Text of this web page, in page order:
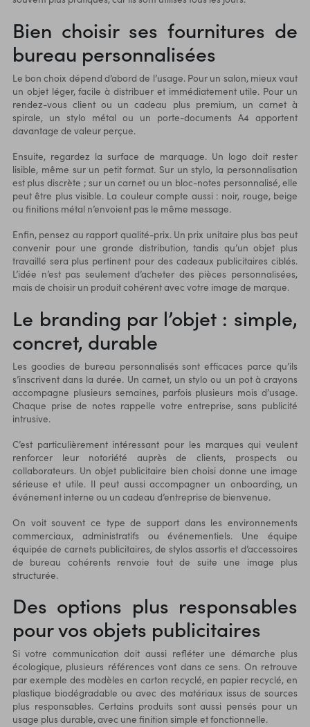
Bien choisir ses fournitures de
bureau personnalisées
Le bon choix dépend d’abord de l’usage. Pour un salon, mieux vaut
un objet léger, facile à distribuer et immédiatement utile. Pour un
rendez-vous client ou un cadeau plus premium, un carnet à
spirale, un stylo métal ou un porte-documents A4 apportent
davantage de valeur perçue.
Ensuite, regardez la surface de marquage. Un logo doit rester
lisible, même sur un petit format. Sur un stylo, la personnalisation
est plus discrète ; sur un carnet ou un bloc-notes personnalisé, elle
peut être plus visible. La couleur compte aussi : noir, rouge, beige
ou finitions métal n’envoient pas le même message.
Enfin, pensez au rapport qualité-prix. Un prix unitaire plus bas peut
convenir pour une grande distribution, tandis qu’un objet plus
travaillé sera plus pertinent pour des cadeaux publicitaires ciblés.
L’idée n’est pas seulement d’acheter des pièces personnalisées,
mais de choisir un produit cohérent avec votre image de marque.
Le branding par l’objet : simple,
concret, durable
Les goodies de bureau personnalisés sont efficaces parce qu’ils
s’inscrivent dans la durée. Un carnet, un stylo ou un pot à crayons
accompagne plusieurs semaines, parfois plusieurs mois d’usage.
Chaque prise de notes rappelle votre entreprise, sans publicité
intrusive.
C’est particulièrement intéressant pour les marques qui veulent
renforcer leur notoriété auprès de clients, prospects ou
collaborateurs. Un objet publicitaire bien choisi donne une image
sérieuse et utile. Il peut aussi accompagner un onboarding, un
événement interne ou un cadeau d’entreprise de bienvenue.
On voit souvent ce type de support dans les environnements
commerciaux, administratifs ou événementiels. Une équipe
équipée de carnets publicitaires, de stylos assortis et d’accessoires
de bureau cohérents renvoie tout de suite une image plus
structurée.
Des options plus responsables
pour vos objets publicitaires
Si votre communication doit aussi refléter une démarche plus
écologique, plusieurs références vont dans ce sens. On retrouve
par exemple des modèles en carton recyclé, en papier recyclé, en
plastique biodégradable ou avec des matériaux issus de sources
plus responsables. Certains produits sont aussi pensés pour un
usage plus durable, avec une finition simple et fonctionnelle.